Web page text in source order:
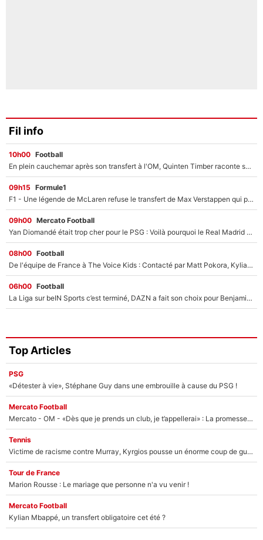
Fil info
10h00 Football
En plein cauchemar après son transfert à l'OM, Quinten Timber raconte ses doutes après sa signature à Marseille
09h15 Formule1
F1 - Une légende de McLaren refuse le transfert de Max Verstappen qui pourrait «faire des vagues» et plomber l'ambiance dans l'équipe
09h00 Mercato Football
Yan Diomandé était trop cher pour le PSG : Voilà pourquoi le Real Madrid a accepté de payer la somme record de 140M€ pour boucler son transfert !
08h00 Football
De l'équipe de France à The Voice Kids : Contacté par Matt Pokora, Kylian Mbappé a accepté de jouer un rôle inédit sur TF1 !
06h00 Football
La Liga sur beIN Sports c’est terminé, DAZN a fait son choix pour Benjamin Da Silva et Omar Da Fonseca !
Top Articles
PSG
«Détester à vie», Stéphane Guy dans une embrouille à cause du PSG !
Mercato Football
Mercato - OM - «Dès que je prends un club, je t’appellerai» : La promesse de Marcelino au moment de claquer la porte
Tennis
Victime de racisme contre Murray, Kyrgios pousse un énorme coup de gueule !
Tour de France
Marion Rousse : Le mariage que personne n'a vu venir !
Mercato Football
Kylian Mbappé, un transfert obligatoire cet été ?